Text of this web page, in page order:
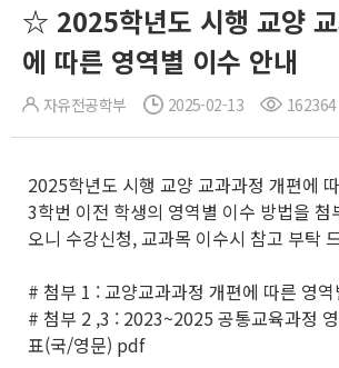
☆ 2025학년도 시행 교양
에 따른 영역별 이수 안내
자유전공학부 2025-02-13 162364
2025학년도 시행 교양 교과과정 개편에
3학번 이전 학생의 영역별 이수 방법을 첨
오니 수강신청, 교과목 이수시 참고 부탁
# 첨부 1 : 교양교과과정 개편에 따른 영
# 첨부 2 ,3 : 2023~2025 공통교육과정
표(국/영문) pdf